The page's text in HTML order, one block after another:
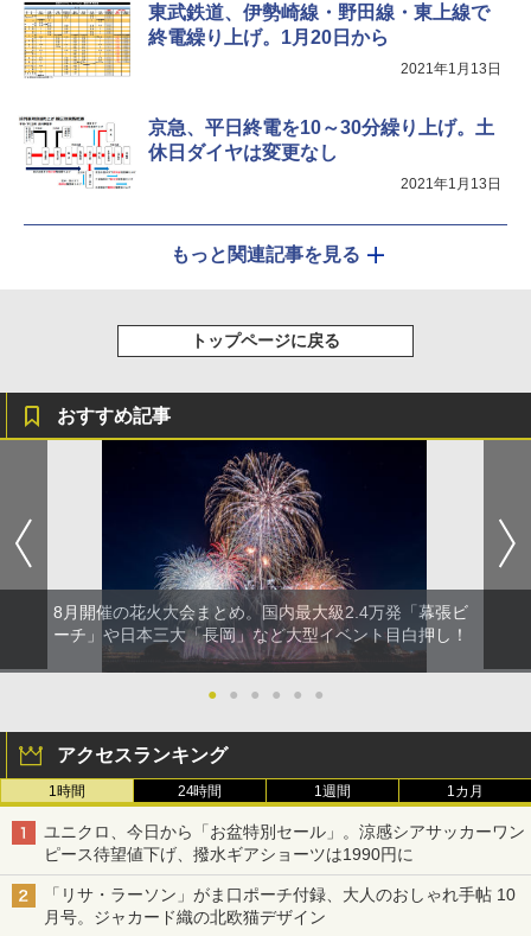
東武鉄道、伊勢崎線・野田線・東上線で
終電繰り上げ。1月20日から
2021年1月13日
京急、平日終電を10～30分繰り上げ。土
休日ダイヤは変更なし
2021年1月13日
もっと関連記事を見る
トップページに戻る
おすすめ記事
8月開催の花火大会まとめ。国内最大級2.4万発「幕張ビ
ーチ」や日本三大「長岡」など大型イベント目白押し！
● ● ● ● ● ●
アクセスランキング
1時間 24時間 1週間 1カ月
ユニクロ、今日から「お盆特別セール」。涼感シアサッカーワン
ピース待望値下げ、撥水ギアショーツは1990円に
「リサ・ラーソン」がま口ポーチ付録、大人のおしゃれ手帖 10
月号。ジャカード織の北欧猫デザイン